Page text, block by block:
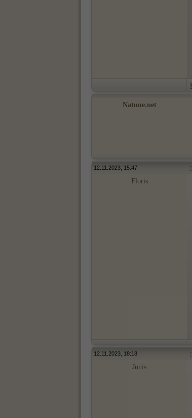
Natune.net
12.11.2023, 15:47
Floris
12.11.2023, 18:18
Junis